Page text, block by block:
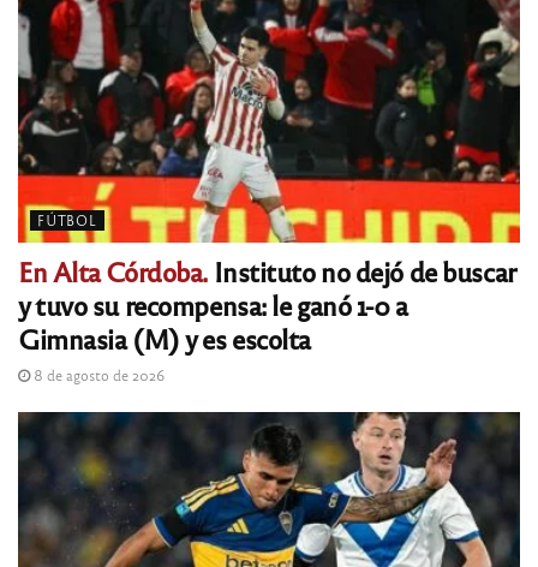
FÚTBOL
En Alta Córdoba.Instituto no dejó de buscar
y tuvo su recompensa: le ganó 1-0 a
Gimnasia (M) y es escolta
8 de agosto de 2026